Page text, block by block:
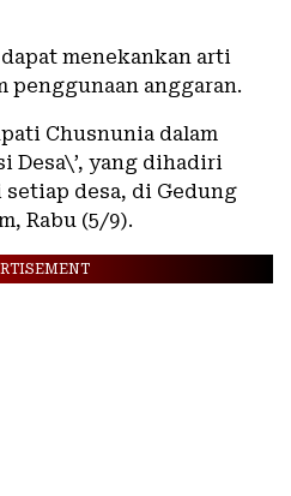
menekankan arti
anggaran.
Chusnunia dalam
Desa\’, yang dihadiri
desa, di Gedung
Rabu (5/9).